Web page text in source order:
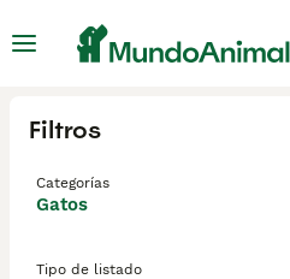
Filtros
Categorías
Gatos
Tipo de listado